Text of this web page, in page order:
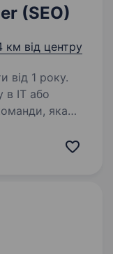
(SEO)
км від центру
від 1 року.
яка
а також